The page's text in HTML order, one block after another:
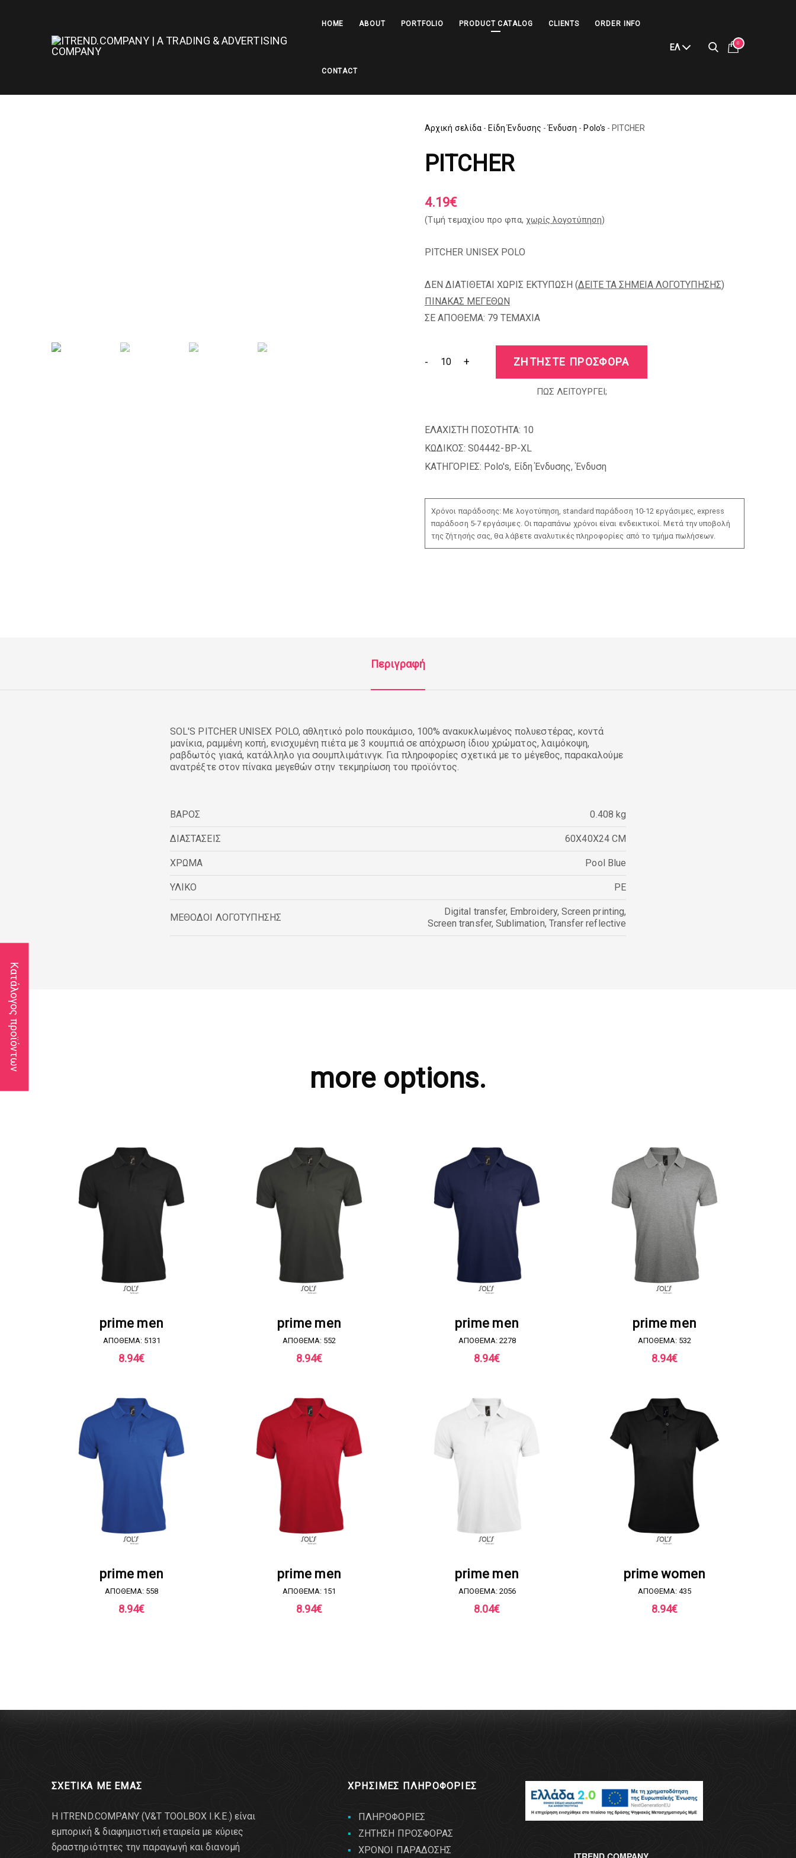
Κατάλογος προϊόντων
HOME ABOUT PORTFOLIO PRODUCT CATALOG CLIENTS ORDER INFO
CONTACT
ΕΛ 0
Αρχική σελίδα - Είδη Ένδυσης - Ένδυση - Polo's - PITCHER
PITCHER
4.19€
(Tιμή τεμαχίου προ φπα, χωρίς λογοτύπηση)
PITCHER UNISEX POLO
ΔΕΝ ΔΙΑΤΙΘΕΤΑΙ ΧΩΡΙΣ ΕΚΤΥΠΩΣΗ (ΔΕΙΤΕ ΤΑ ΣΗΜΕΙΑ ΛΟΓΟΤΥΠΗΣΗΣ)
ΠΙΝΑΚΑΣ ΜΕΓΕΘΩΝ
ΣΕ ΑΠΟΘΕΜΑ: 79 TEMAXIA
- + ΖΗΤΗΣΤΕ ΠΡΟΣΦΟΡΑ
ΠΩΣ ΛΕΙΤΟΥΡΓΕΙ;
ΕΛΑΧΙΣΤΗ ΠΟΣΟΤΗΤΑ: 10
ΚΩΔΙΚΟΣ: S04442-BP-XL
ΚΑΤΗΓΟΡΙΕΣ: Polo's, Είδη Ένδυσης,Ένδυση
Χρόνοι παράδοσης: Με λογοτύπηση, standard παράδοση 10-12 εργάσιμες, express
παράδοση 5-7 εργάσιμες. Οι παραπάνω χρόνοι είναι ενδεικτικοί. Μετά την υποβολή
της ζήτησής σας, θα λάβετε αναλυτικές πληροφορίες από το τμήμα πωλήσεων.
Περιγραφή
SOL'S PITCHER UNISEX POLO, αθλητικό polo πουκάμισο, 100% ανακυκλωμένος πολυεστέρας, κοντά
μανίκια, ραμμένη κοπή, ενισχυμένη πιέτα με 3 κουμπιά σε απόχρωση ίδιου χρώματος, λαιμόκοψη,
ραβδωτός γιακά, κατάλληλο για σουμπλιμάτινγκ. Για πληροφορίες σχετικά με το μέγεθος, παρακαλούμε
ανατρέξτε στον πίνακα μεγεθών στην τεκμηρίωση του προϊόντος.
ΒΑΡΟΣ 0.408 kg
ΔΙΑΣΤΑΣΕΙΣ 60X40X24 CM
ΧΡΩΜΑ Pool Blue
ΥΛΙΚΟ PE
ΜΕΘΟΔΟΙ ΛΟΓΟΤΥΠΗΣΗΣ
Digital transfer, Embroidery, Screen printing,
Screen transfer, Sublimation, Transfer reflective
more options.
ΖΗΤΗΣΤΕ ΠΡΟΣΦΟΡΑ
prime men
ΑΠΟΘΕΜΑ: 5131
8.94€
ΖΗΤΗΣΤΕ ΠΡΟΣΦΟΡΑ
prime men
ΑΠΟΘΕΜΑ: 552
8.94€
ΖΗΤΗΣΤΕ ΠΡΟΣΦΟΡΑ
prime men
ΑΠΟΘΕΜΑ: 2278
8.94€
ΖΗΤΗΣΤΕ ΠΡΟΣΦΟΡΑ
prime men
ΑΠΟΘΕΜΑ: 532
8.94€
ΖΗΤΗΣΤΕ ΠΡΟΣΦΟΡΑ
prime men
ΑΠΟΘΕΜΑ: 558
8.94€
ΖΗΤΗΣΤΕ ΠΡΟΣΦΟΡΑ
prime men
ΑΠΟΘΕΜΑ: 151
8.94€
ΖΗΤΗΣΤΕ ΠΡΟΣΦΟΡΑ
prime men
ΑΠΟΘΕΜΑ: 2056
8.04€
ΖΗΤΗΣΤΕ ΠΡΟΣΦΟΡΑ
prime women
ΑΠΟΘΕΜΑ: 435
8.94€
ΣΧΕΤΙΚΑ ΜΕ ΕΜΑΣ
Η ITREND.COMPANY (V&T TOOLBOX Ι.Κ.Ε.) είναι
εμπορική & διαφημιστική εταιρεία με κύριες
δραστηριότητες την παραγωγή και διανομή
ΧΡΗΣΙΜΕΣ ΠΛΗΡΟΦΟΡΙΕΣ
ΠΛΗΡΟΦΟΡΙΕΣ
ΖΗΤΗΣΗ ΠΡΟΣΦΟΡΑΣ
ΧΡΟΝΟΙ ΠΑΡΑΔΟΣΗΣ